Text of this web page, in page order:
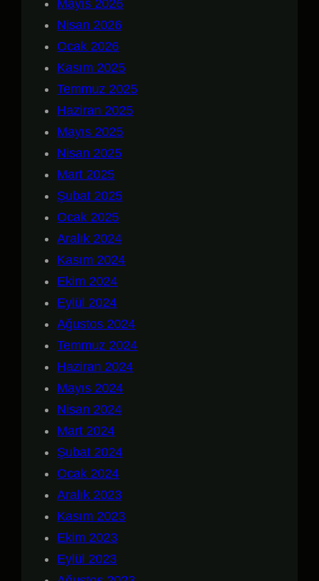
Mayıs 2026
Nisan 2026
Ocak 2026
Kasım 2025
Temmuz 2025
Haziran 2025
Mayıs 2025
Nisan 2025
Mart 2025
Şubat 2025
Ocak 2025
Aralık 2024
Kasım 2024
Ekim 2024
Eylül 2024
Ağustos 2024
Temmuz 2024
Haziran 2024
Mayıs 2024
Nisan 2024
Mart 2024
Şubat 2024
Ocak 2024
Aralık 2023
Kasım 2023
Ekim 2023
Eylül 2023